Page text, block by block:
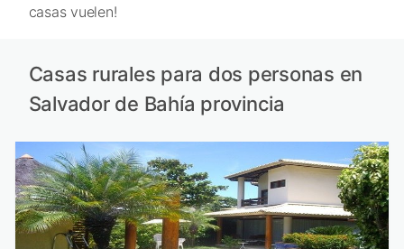
casas vuelen!
Casas rurales para dos personas en
Salvador de Bahía provincia